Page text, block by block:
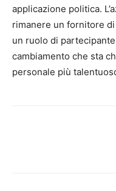
applicazione politica.
rimanere un fornitore
un ruolo di
cambiamento che sta
personale più